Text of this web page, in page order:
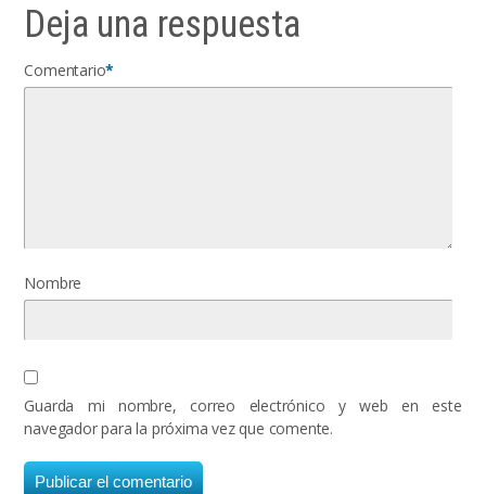
Deja una respuesta
Comentario*
Nombre
Guarda mi nombre, correo electrónico y web en este
navegador para la próxima vez que comente.